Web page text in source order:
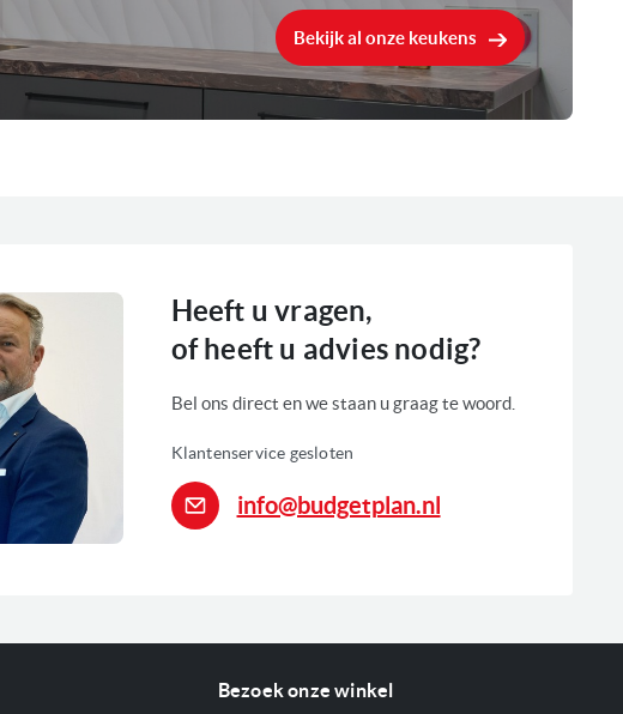
64 dB
1 - 8 Kg
Bekijk al onze keukens
Heeft u vragen,
of heeft u advies nodig?
Bel ons direct en we staan u graag te woord.
Klantenservice gesloten
info@budgetplan.nl
Bezoek onze winkel